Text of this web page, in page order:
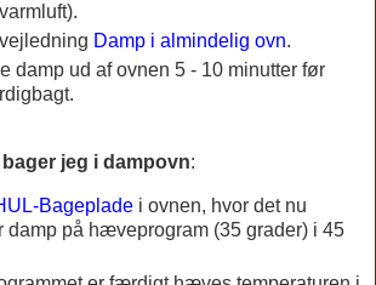
Damp i almindelig ovn.
damp ud af ovnen 5 - 10 minutter før
jeg i dampovn:
Bageplade i ovnen, hvor det nu
damp på hæveprogram (35 grader) i 45